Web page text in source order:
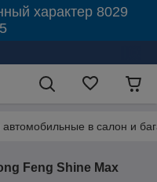
характер 8029
автомобильные в салон и
Feng Shine Max